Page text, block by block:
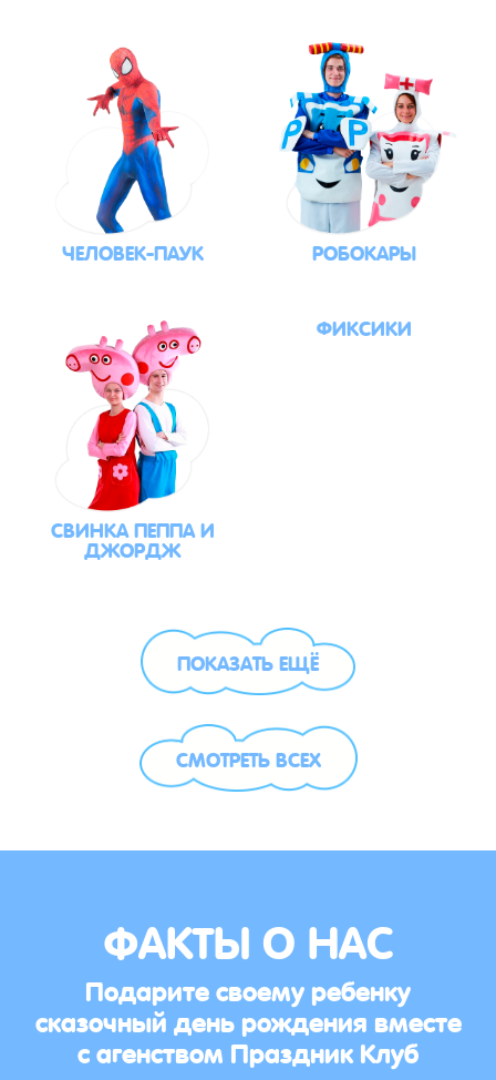
ЧЕЛОВЕК-ПАУК РОБОКАРЫ
СВИНКА ПЕППА И
ДЖОРДЖ
ФИКСИКИ
ПОКАЗАТЬ ЕЩЁ
СМОТРЕТЬ ВСЕХ
ФАКТЫ О НАС
Подарите своему ребенку
сказочный день рождения вместе
с агенством Праздник Клуб